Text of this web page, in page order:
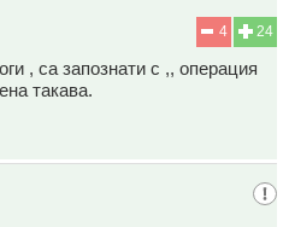
24
4
, са запознати с ,, операция
такава.